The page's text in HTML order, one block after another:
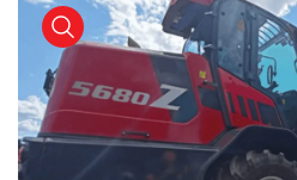
product view